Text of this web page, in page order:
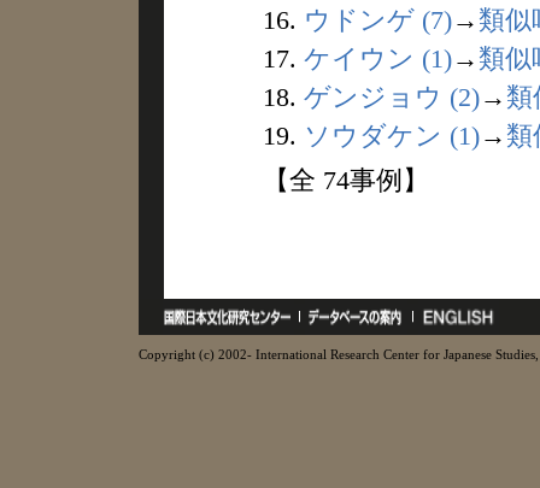
16. ウドンゲ (7)→ 類似
17. ケイウン (1)→ 類似
18. ゲンジョウ (2)→ 類
19. ソウダケン (1)→ 類
【全 74事例】
Copyright (c) 2002- International Research Center for Japanese